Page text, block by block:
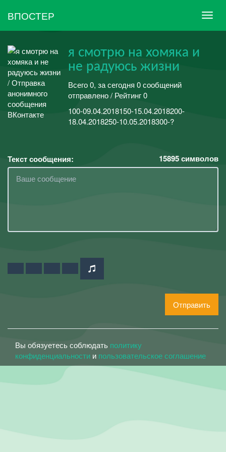
ВПОСТЕР
я смотрю на хомяка и
не радуюсь жизни
Всего 0, за сегодня 0 сообщений
отправлено / Рейтинг 0
100-09.04.2018150-15.04.2018200-
18.04.2018250-10.05.2018300-?
Текст сообщения: 15895символов
Отправить
Вы обязуетесь соблюдать политику
конфиденциальности и пользовательское соглашение